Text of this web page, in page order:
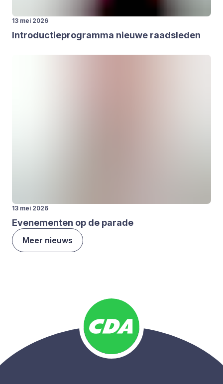
13 mei 2026
Intro­duc­tie­pro­gram­ma nieu­we raads­le­den
13 mei 2026
Eve­ne­men­ten op de para­de
Meer nieuws